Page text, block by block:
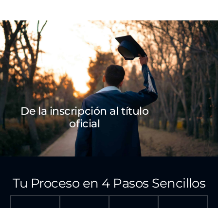
De la inscripción al título
oficial
Tu Proceso en 4 Pasos Sencillos